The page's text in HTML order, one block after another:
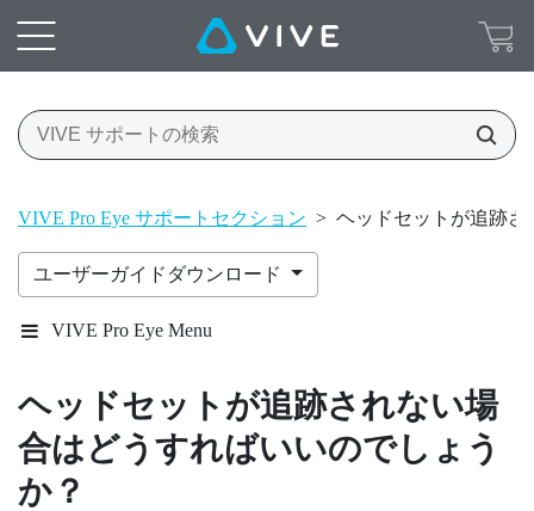
VIVE Pro Eye サポートセクション > ヘッドセットが追跡
ユーザーガイドダウンロード
VIVE Pro Eye Menu
ヘッドセットが追跡されない場
合はどうすればいいのでしょう
か？